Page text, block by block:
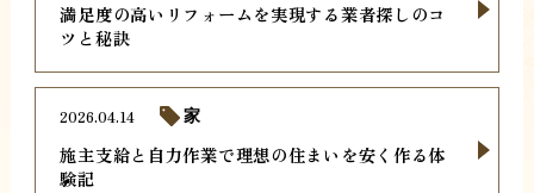
満足度の高いリフォームを実現する業者探しのコ
ツと秘訣
施主支給と自力作業で理想の住まいを安く作る体
験記
2026.04.14 家